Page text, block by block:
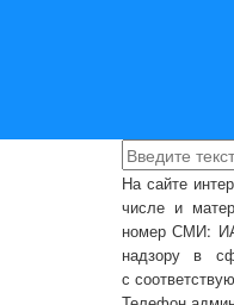
На сайте
числе и
номер СМИ:
надзору в
с